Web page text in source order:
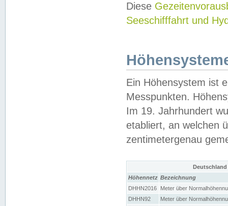
Diese
Seeschifffahrt und
Ein Höhensystem ist
Messpunkten.
Im 19. Jahrhundert
etabliert, an welchen
zentimetergenau
Höhennetz Bezeichnung
DHHN2016
Meter über
DHHN92
Meter über